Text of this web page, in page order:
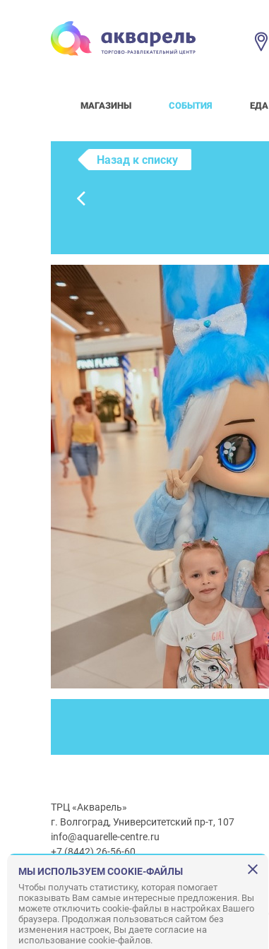
МАГАЗИНЫ СОБЫТИЯ ЕДА
Назад к списку
ТРЦ «Акварель»
г. Волгоград, Университетский пр-т, 107
info@aquarelle-centre.ru
+7 (8442) 26-56-60
Часы работы ТРЦ: с 10:00 до 22:00
Часы работы г/м Ашан:с 08:00 до 23:00
Часы работыг/мЛемана ПРО:с 08:00 до 22:00
Правила посещения ТРЦ «Акварель»
МЫ ИСПОЛЬЗУЕМ COOKIE-ФАЙЛЫ
Чтобы получать статистику, которая помогает
показывать Вам самые интересные предложения. Вы
можете отключить cookie-файлы в настройках Вашего
браузера. Продолжая пользоваться сайтом без
изменения настроек, Вы даете согласие на
использование cookie-файлов.